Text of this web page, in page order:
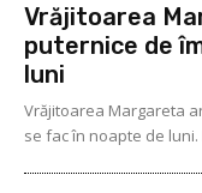
Vrăjitoarea
puternice de
luni
Vrăjitoarea Margareta
se fac în noapte de